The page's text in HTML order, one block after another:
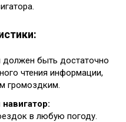
должен быть достаточно
чтения информации,
громоздким.
в любую погоду.